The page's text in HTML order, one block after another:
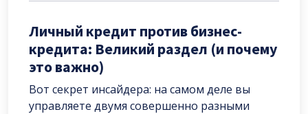
Личный кредит против бизнес-
кредита: Великий раздел (и почему
это важно)
Вот секрет инсайдера: на самом деле вы
управляете двумя совершенно разными